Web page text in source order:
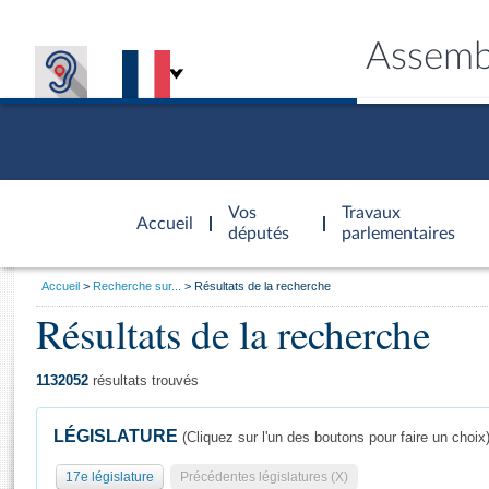
Accueil
d'accueil
Vos
députés
Travaux
parlementaires
Général
Vous
Accueil Recherche sur... Résultats de la recherche
Résultats de la recherche
1132052 résultats trouvés
LÉGISLATURE (Cliquez sur l'un des boutons pour faire un choix)
17e législature Précédentes législatures (X)